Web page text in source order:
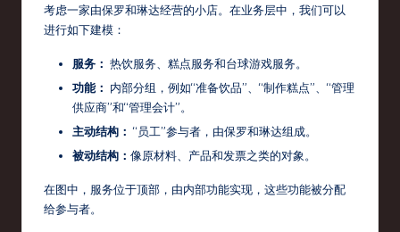
考虑一家由保罗和琳达经营的小店。在业务层中，我们可以
进行如下建模：
服务： 热饮服务、糕点服务和台球游戏服务。
功能： 内部分组，例如“准备饮品”、“制作糕点”、“管理
供应商”和“管理会计”。
主动结构： “员工”参与者，由保罗和琳达组成。
被动结构： 像原材料、产品和发票之类的对象。
在图中，服务位于顶部，由内部功能实现，这些功能被分配
给参与者。